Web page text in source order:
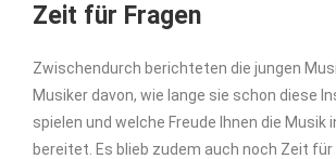
Zeit für Fragen
Zwischendurch berichteten die jungen
Musiker davon, wie lange sie schon diese
spielen und welche Freude Ihnen die Musik
bereitet. Es blieb zudem auch noch Zeit für